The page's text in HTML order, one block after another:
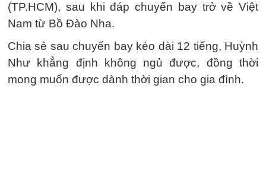
(TP.HCM), sau khi đáp chuyến bay trở về Việt
Nam từ Bồ Đào Nha.
Chia sẻ sau chuyến bay kéo dài 12 tiếng, Huỳnh
Như khẳng định không ngủ được, đồng thời
mong muốn được dành thời gian cho gia đình.